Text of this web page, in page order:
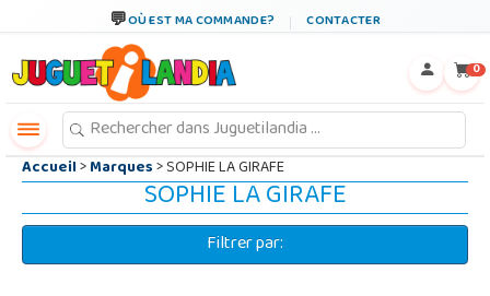
OÙ EST MA COMMANDE? CONTACTER
0
Accueil>Marques> SOPHIE LA GIRAFE
SOPHIE LA GIRAFE
Filtrer par: